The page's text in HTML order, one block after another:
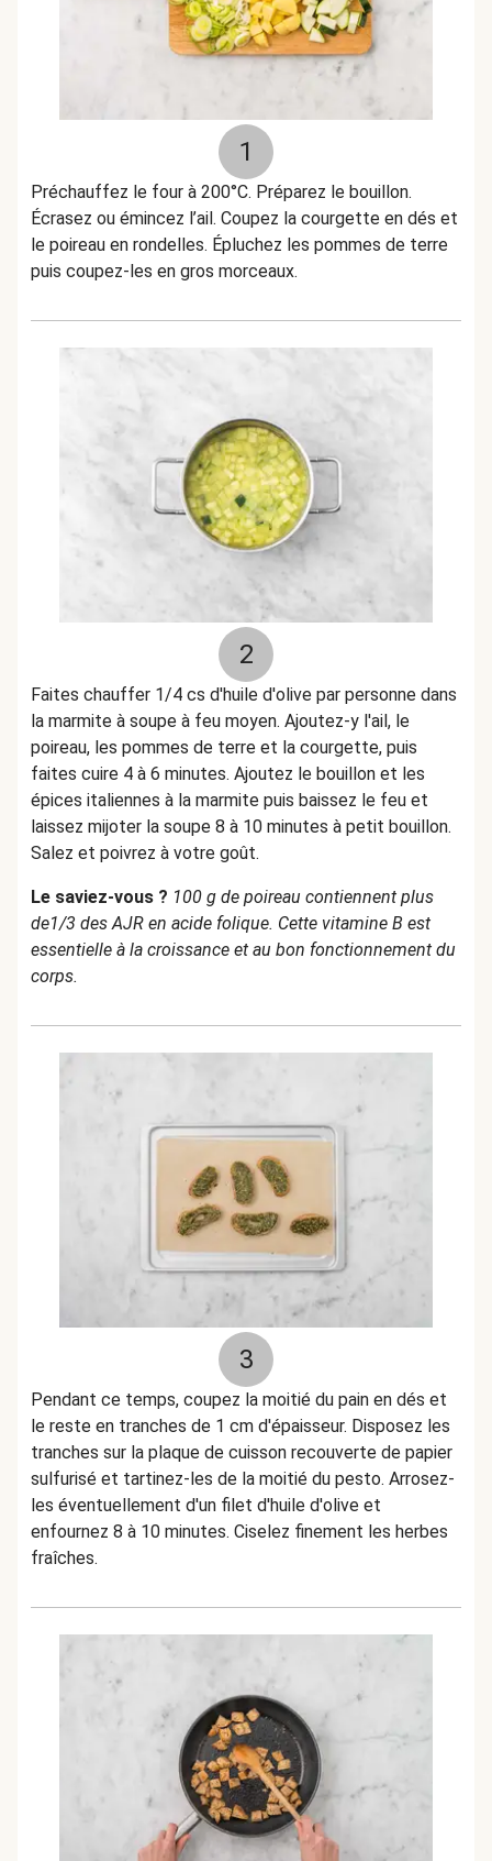
1
Préchauffez le four à 200°C. Préparez le bouillon.
Écrasez ou émincez l’ail. Coupez la courgette en dés et
le poireau en rondelles. Épluchez les pommes de terre
puis coupez-les en gros morceaux.
2
Faites chauffer 1/4 cs d'huile d'olive par personne dans
la marmite à soupe à feu moyen. Ajoutez-y l'ail, le
poireau, les pommes de terre et la courgette, puis
faites cuire 4 à 6 minutes. Ajoutez le bouillon et les
épices italiennes à la marmite puis baissez le feu et
laissez mijoter la soupe 8 à 10 minutes à petit bouillon.
Salez et poivrez à votre goût.
Le saviez-vous ? 100 g de poireau contiennent plus
de1/3 des AJR en acide folique. Cette vitamine B est
essentielle à la croissance et au bon fonctionnement du
corps.
3
Pendant ce temps, coupez la moitié du pain en dés et
le reste en tranches de 1 cm d'épaisseur. Disposez les
tranches sur la plaque de cuisson recouverte de papier
sulfurisé et tartinez-les de la moitié du pesto. Arrosez-
les éventuellement d'un filet d'huile d'olive et
enfournez 8 à 10 minutes. Ciselez finement les herbes
fraîches.